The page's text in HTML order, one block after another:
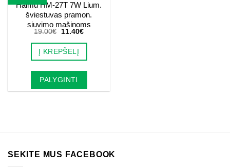
Haimu HM-27T 7W Lium.
šviestuvas pramon.
siuvimo mašinoms
19.00€
Original
was:
19.00€.
11.40€Current
is:
Į KREPŠELĮ
PALYGINTI
SEKITE MUS FACEBOOK